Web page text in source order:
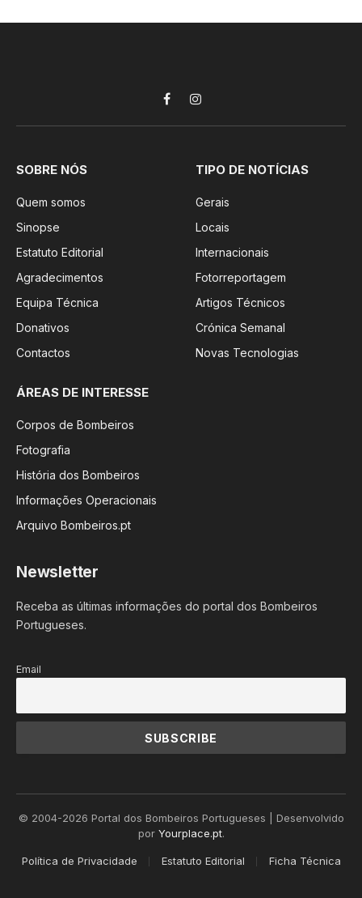
FacebookInstagram
SOBRE NÓS
Quem somos
Sinopse
Estatuto Editorial
Agradecimentos
Equipa Técnica
Donativos
Contactos
TIPO DE NOTÍCIAS
Gerais
Locais
Internacionais
Fotorreportagem
Artigos Técnicos
Crónica Semanal
Novas Tecnologias
ÁREAS DE INTERESSE
Corpos de Bombeiros
Fotografia
História dos Bombeiros
Informações Operacionais
Arquivo Bombeiros.pt
Newsletter
Receba as últimas informações do portal dos Bombeiros
Portugueses.
Email
© 2004-2026 Portal dos Bombeiros Portugueses | Desenvolvido
por Yourplace.pt.
Política de Privacidade Estatuto Editorial Ficha Técnica